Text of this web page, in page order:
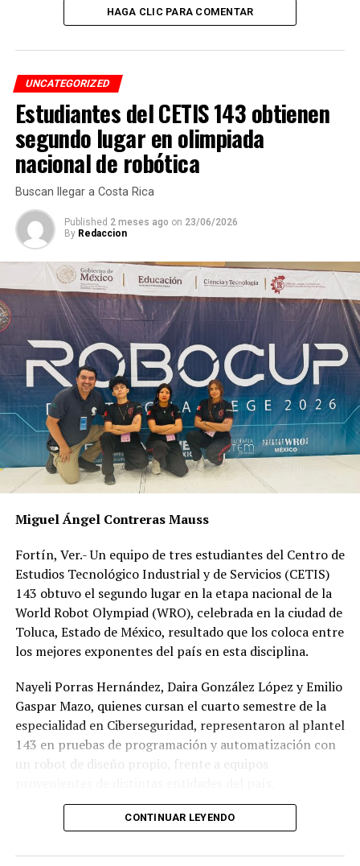
HAGA CLIC PARA COMENTAR
UNCATEGORIZED
Estudiantes del CETIS 143 obtienen
segundo lugar en olimpiada
nacional de robótica
Buscan llegar a Costa Rica
Published 2 meses ago on 23/06/2026
By Redaccion
Miguel Ángel Contreras Mauss
Fortín, Ver.- Un equipo de tres estudiantes del Centro de
Estudios Tecnológico Industrial y de Servicios (CETIS)
143 obtuvo el segundo lugar en la etapa nacional de la
World Robot Olympiad (WRO), celebrada en la ciudad de
Toluca, Estado de México, resultado que los coloca entre
los mejores exponentes del país en esta disciplina.
Nayeli Porras Hernández, Daira González López y Emilio
Gaspar Mazo, quienes cursan el cuarto semestre de la
especialidad en Ciberseguridad, representaron al plantel
143 en pruebas de programación y automatización con
un robot de diseño propio, frente a equipos
El desempeño mostrado por los jóvenes les permitió
calificar a la siguiente fase de la competencia, que
tendrá lugar los días 5 y 6 de septiembre en Cancún,
CONTINUAR LEYENDO